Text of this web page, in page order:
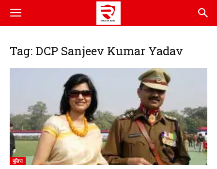
Tag: DCP Sanjeev Kumar Yadav
पुलिस